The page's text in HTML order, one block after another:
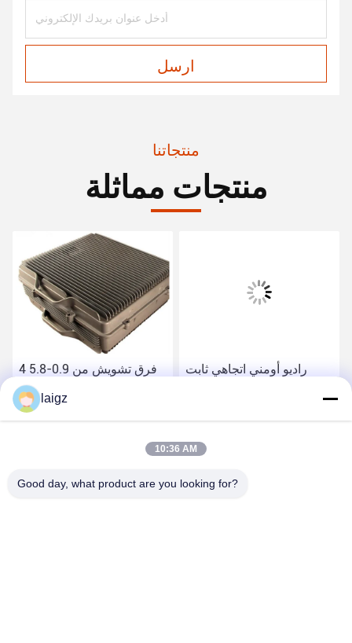
ارسل
منتجاتنا
منتجات مماثلة
4 فرق تشويش من 0.9-5.8
جيجا هرتز RC جهاز تشويش
بدون طيار للتشويش متعدد
الاتجاهات
راديو أومني اتجاهي ثابت
laigz
10:36 AM
Good day, what product are you looking for?